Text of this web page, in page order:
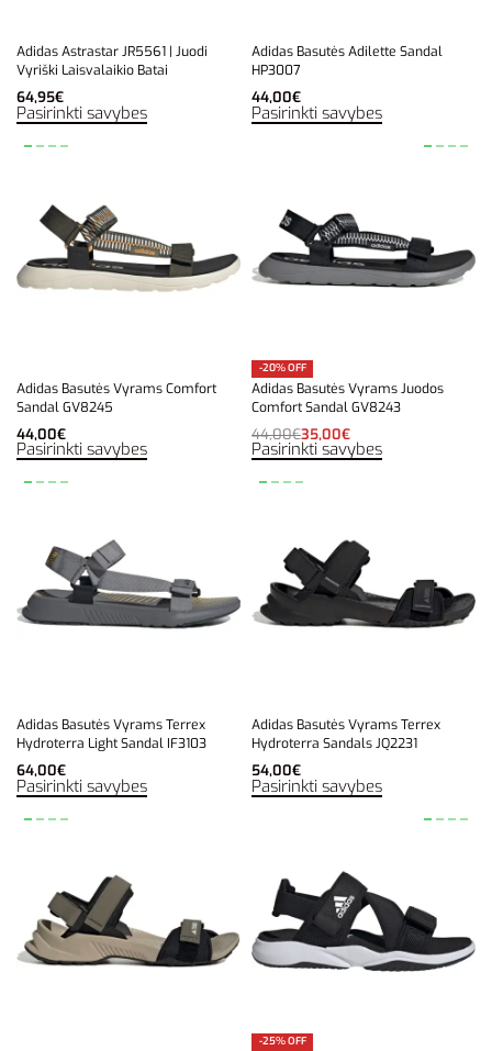
Adidas Astrastar JR5561 | Juodi
Vyriški Laisvalaikio Batai
64,95€
Pasirinkti savybes
Adidas Basutės Adilette Sandal
HP3007
44,00€
Pasirinkti savybes
Adidas Basutės Vyrams Comfort
Sandal GV8245
44,00€
Pasirinkti savybes
-20% OFF
Adidas Basutės Vyrams Juodos
Comfort Sandal GV8243
44,00€35,00€
Pasirinkti savybes
Adidas Basutės Vyrams Terrex
Hydroterra Light Sandal IF3103
64,00€
Pasirinkti savybes
Adidas Basutės Vyrams Terrex
Hydroterra Sandals JQ2231
54,00€
Pasirinkti savybes
-25% OFF